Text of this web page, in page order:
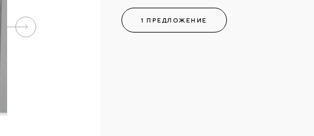
1 ПРЕДЛОЖЕНИЕ